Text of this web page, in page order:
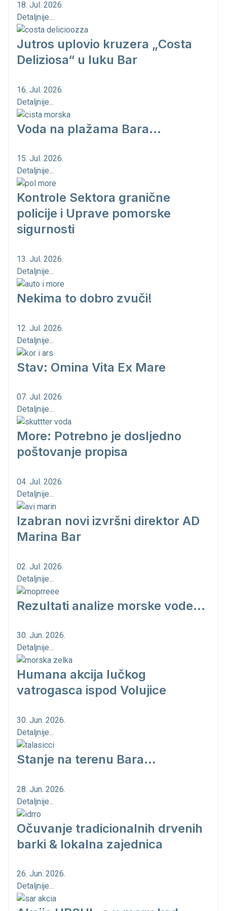
18. Jul. 2026.
Detaljnije...
Jutros uplovio kruzera „Costa
Deliziosa“ u luku Bar
16. Jul. 2026.
Detaljnije...
Voda na plažama Bara...
15. Jul. 2026.
Detaljnije...
Kontrole Sektora granične
policije i Uprave pomorske
sigurnosti
13. Jul. 2026.
Detaljnije...
Nekima to dobro zvuči!
12. Jul. 2026.
Detaljnije...
Stav: Omina Vita Ex Mare
07. Jul. 2026.
Detaljnije...
More: Potrebno je dosljedno
poštovanje propisa
04. Jul. 2026.
Detaljnije...
Izabran novi izvršni direktor AD
Marina Bar
02. Jul. 2026.
Detaljnije...
Rezultati analize morske vode...
30. Jun. 2026.
Detaljnije...
Humana akcija lučkog
vatrogasca ispod Volujice
30. Jun. 2026.
Detaljnije...
Stanje na terenu Bara...
28. Jun. 2026.
Detaljnije...
Očuvanje tradicionalnih drvenih
barki & lokalna zajednica
26. Jun. 2026.
Detaljnije...